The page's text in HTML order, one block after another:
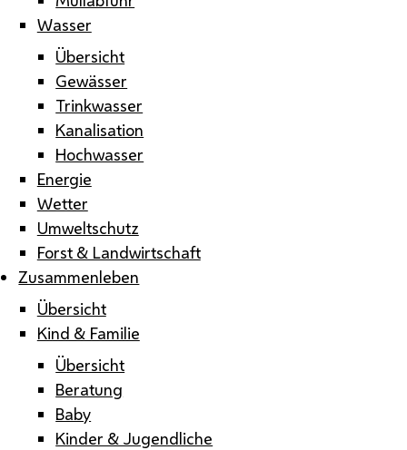
Wasser
Übersicht
Gewässer
Trinkwasser
Kanalisation
Hochwasser
Energie
Wetter
Umweltschutz
Forst & Landwirtschaft
Zusammenleben
Übersicht
Kind & Familie
Übersicht
Beratung
Baby
Kinder & Jugendliche